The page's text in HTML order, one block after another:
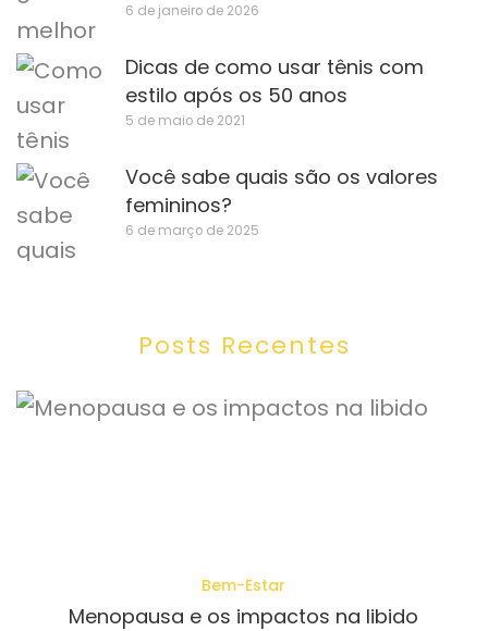
6 de janeiro de 2026
Dicas de como usar tênis com
estilo após os 50 anos
5 de maio de 2021
Você sabe quais são os valores
femininos?
6 de março de 2025
Posts Recentes
Bem-Estar
Menopausa e os impactos na libido